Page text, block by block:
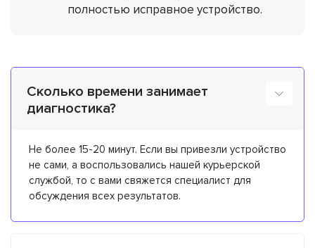
полностью исправное устройство.
Сколько времени занимает
диагностика?
Не более 15-20 минут. Если вы привезли устройство
не сами, а воспользовались нашей курьерской
службой, то с вами свяжется специалист для
обсуждения всех результатов.